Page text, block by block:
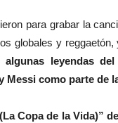
para grabar la
globales y
leyendas
Messi como parte de
Copa de la Vida)”